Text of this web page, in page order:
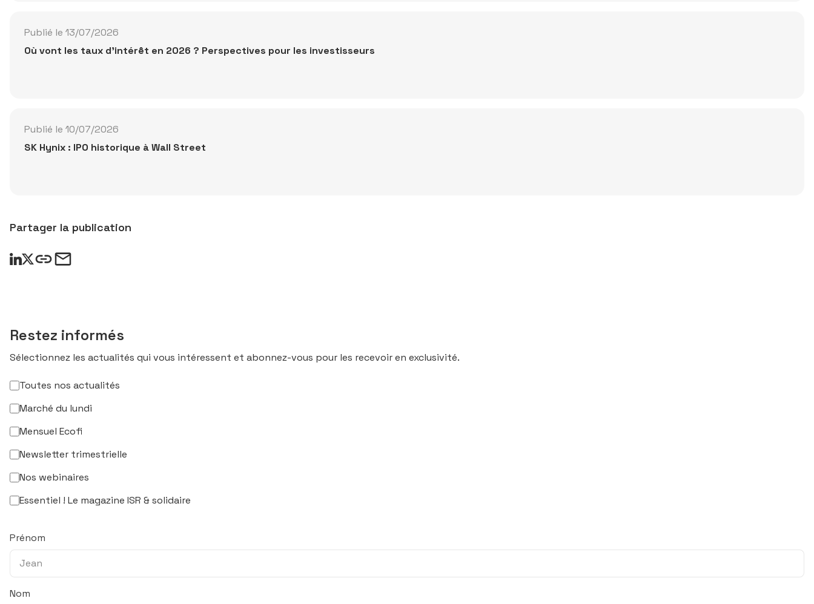
Publié le 13/07/2026
Où vont les taux d'intérêt en 2026 ? Perspectives pour les investisseurs
Publié le 10/07/2026
SK Hynix : IPO historique à Wall Street
Partager la publication
Restez informés
Sélectionnez les actualités qui vous intéressent et abonnez-vous pour les recevoir en exclusivité.
Toutes nos actualités
Marché du lundi
Mensuel Ecofi
Newsletter trimestrielle
Nos webinaires
Essentiel ! Le magazine ISR & solidaire
Prénom
Nom